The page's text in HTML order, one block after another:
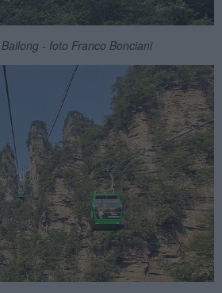
- foto Franco Bonciani